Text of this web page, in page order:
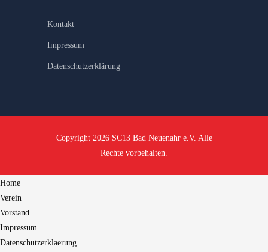
Kontakt
Impressum
Datenschutzerklärung
Copyright 2026 SC13 Bad Neuenahr e.V. Alle
Rechte vorbehalten.
Home
Verein
Vorstand
Impressum
Datenschutzerklaerung